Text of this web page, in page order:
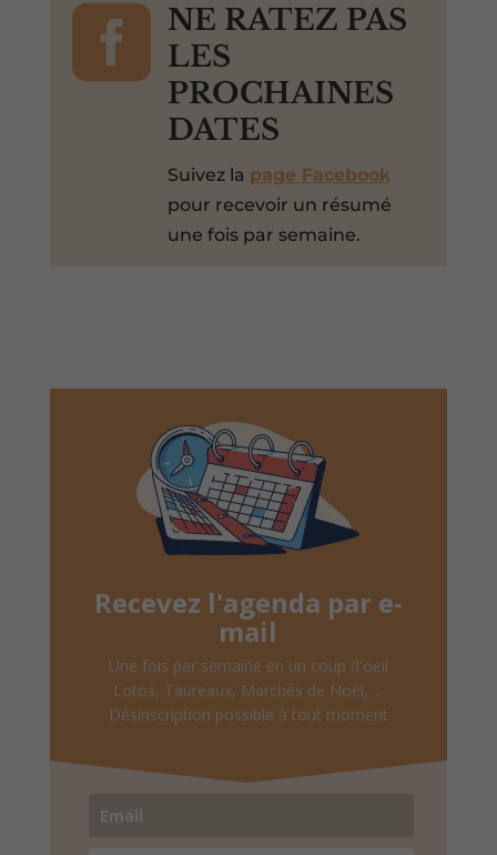

NE RATEZ PAS
LES
PROCHAINES
DATES
Suivez la page Facebook
pour recevoir un résumé
une fois par semaine.
Recevez l'agenda par e-
mail
Une fois par semaine en un coup d'oeil
Lotos, Taureaux, Marchés de Noël, ...
Désinscription possible à tout moment